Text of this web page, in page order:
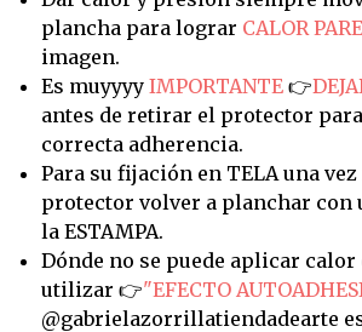
plancha para lograr CALOR
imagen.
Es muyyyy IMPORTANTE👉
antes de retirar el protector
correcta adherencia.
Para su fijación en TELA una
protector volver a planchar con
la ESTAMPA.
Dónde no se puede aplicar
utilizar 👉"EFECTO
@gabrielazorrillatiendadearte